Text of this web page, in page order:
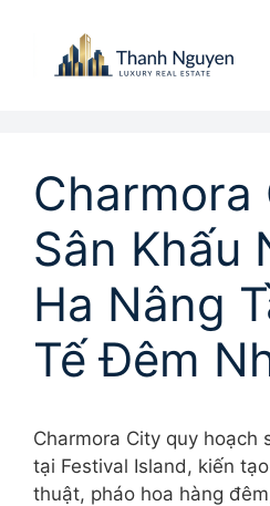
Charmora
Sân Khấu
Ha Nâng
Tế Đêm
Charmora City quy hoạch
tại Festival Island, kiến
thuật, pháo hoa hàng